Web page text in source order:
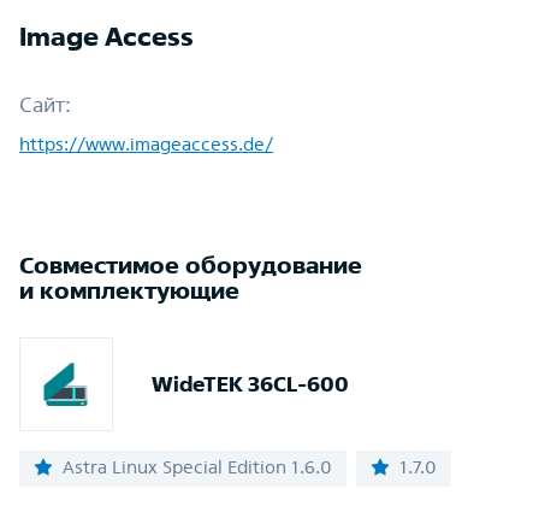
Image Access
Сайт:
https://www.imageaccess.de/
Совместимое оборудование
и комплектующие
WideTEK 36CL-600
Astra Linux Special Edition 1.6.0 1.7.0